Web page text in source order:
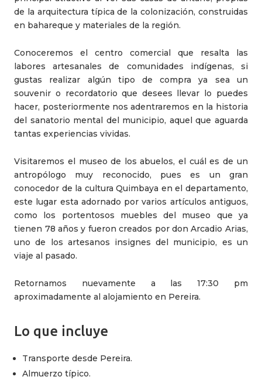
de la arquitectura típica de la colonización, construidas
en bahareque y materiales de la región.
Conoceremos el centro comercial que resalta las
labores artesanales de comunidades indígenas, si
gustas realizar algún tipo de compra ya sea un
souvenir o recordatorio que desees llevar lo puedes
hacer, posteriormente nos adentraremos en la historia
del sanatorio mental del municipio, aquel que aguarda
tantas experiencias vividas.
Visitaremos el museo de los abuelos, el cuál es de un
antropólogo muy reconocido, pues es un gran
conocedor de la cultura Quimbaya en el departamento,
este lugar esta adornado por varios artículos antiguos,
como los portentosos muebles del museo que ya
tienen 78 años y fueron creados por don Arcadio Arias,
uno de los artesanos insignes del municipio, es un
viaje al pasado.
Retornamos nuevamente a las 17:30 pm
aproximadamente al alojamiento en Pereira.
Lo que incluye
Transporte desde Pereira.
Almuerzo típico.